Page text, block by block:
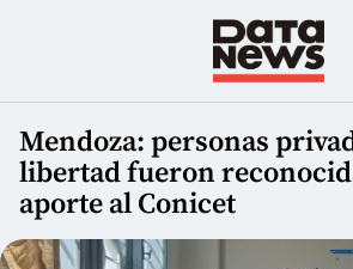
Mendoza: personas
libertad fueron
aporte al Conicet